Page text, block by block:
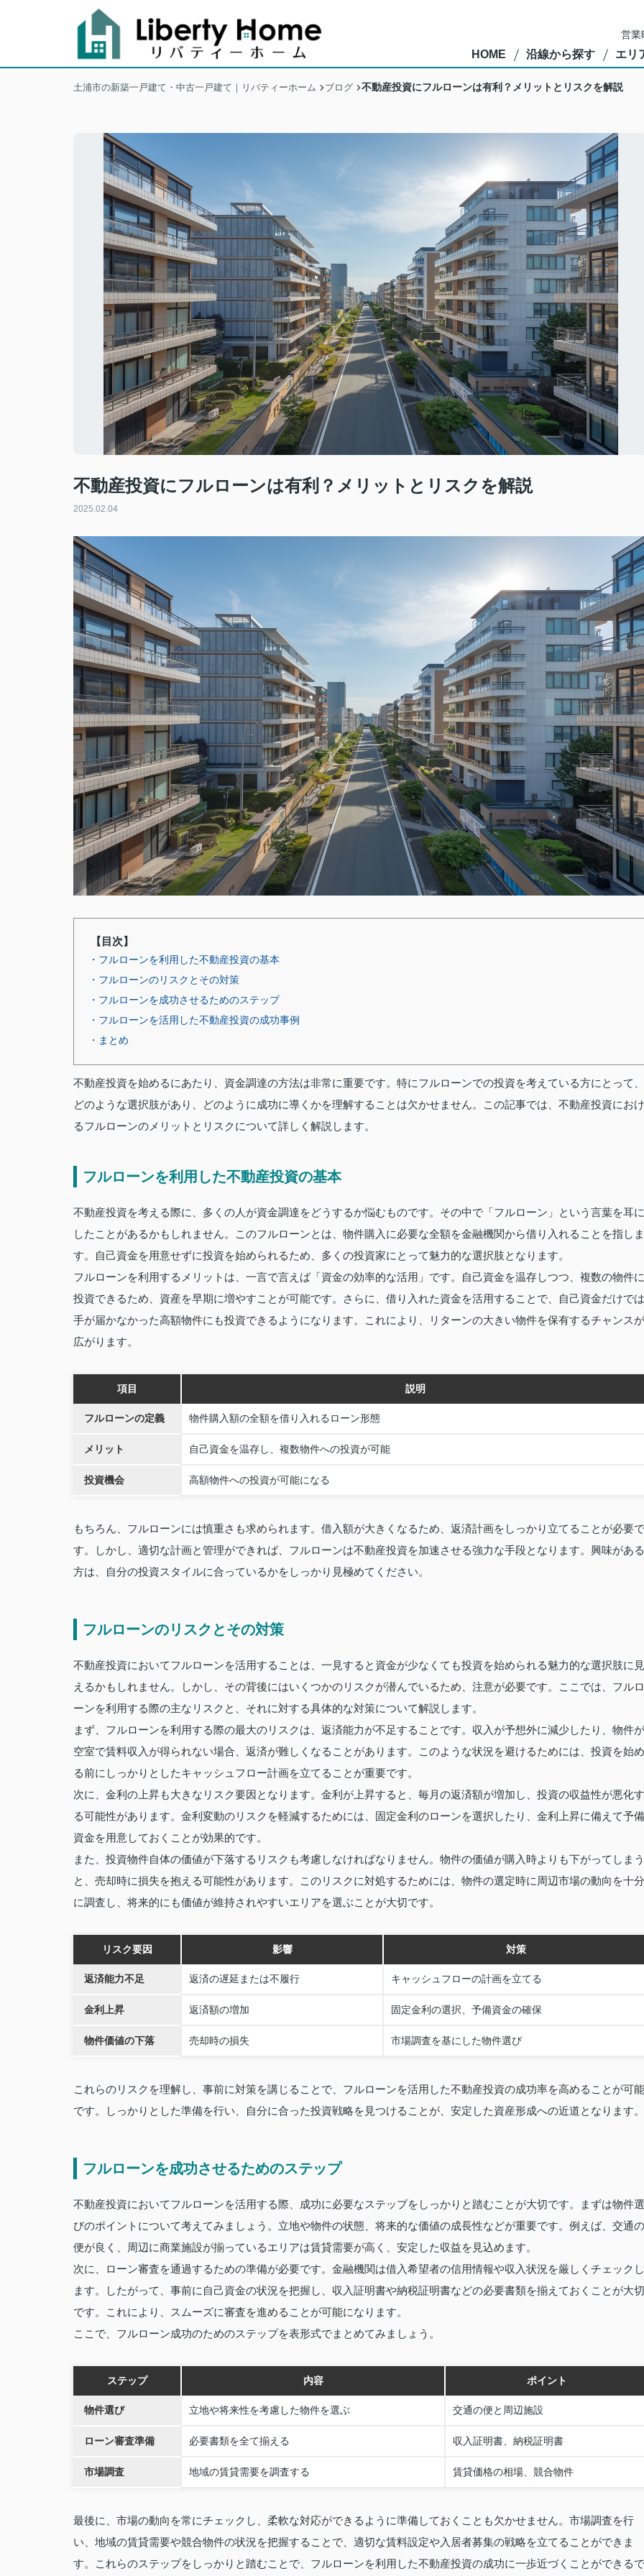
営
HOME 沿線から探す エリ
土浦市の新築一戸建て・中古一戸建て｜リバティーホーム ブログ 不動産投資にフルローンは有利？メリットとリスクを解説
不動産投資にフルローンは有利？メリットとリスクを解説
2025.02.04
【目次】
・フルローンを利用した不動産投資の基本
・フルローンのリスクとその対策
・フルローンを成功させるためのステップ
・フルローンを活用した不動産投資の成功事例
・まとめ
不動産投資を始めるにあたり、資金調達の方法は非常に重要です。特にフルローンでの投資を考えている方にとって、
どのような選択肢があり、どのように成功に導くかを理解することは欠かせません。この記事では、不動産投資におけ
るフルローンのメリットとリスクについて詳しく解説します。
フルローンを利用した不動産投資の基本
不動産投資を考える際に、多くの人が資金調達をどうするか悩むものです。その中で「フルローン」という言葉を耳に
したことがあるかもしれません。このフルローンとは、物件購入に必要な全額を金融機関から借り入れることを指しま
す。自己資金を用意せずに投資を始められるため、多くの投資家にとって魅力的な選択肢となります。
フルローンを利用するメリットは、一言で言えば「資金の効率的な活用」です。自己資金を温存しつつ、複数の物件に
投資できるため、資産を早期に増やすことが可能です。さらに、借り入れた資金を活用することで、自己資金だけでは
手が届かなかった高額物件にも投資できるようになります。これにより、リターンの大きい物件を保有するチャンスが
広がります。
項目 説明
フルローンの定義 物件購入額の全額を借り入れるローン形態
メリット 自己資金を温存し、複数物件への投資が可能
投資機会 高額物件への投資が可能になる
もちろん、フルローンには慎重さも求められます。借入額が大きくなるため、返済計画をしっかり立てることが必要で
す。しかし、適切な計画と管理ができれば、フルローンは不動産投資を加速させる強力な手段となります。興味がある
方は、自分の投資スタイルに合っているかをしっかり見極めてください。
フルローンのリスクとその対策
不動産投資においてフルローンを活用することは、一見すると資金が少なくても投資を始められる魅力的な選択肢に見
えるかもしれません。しかし、その背後にはいくつかのリスクが潜んでいるため、注意が必要です。ここでは、フルロ
ーンを利用する際の主なリスクと、それに対する具体的な対策について解説します。
まず、フルローンを利用する際の最大のリスクは、返済能力が不足することです。収入が予想外に減少したり、物件が
空室で賃料収入が得られない場合、返済が難しくなることがあります。このような状況を避けるためには、投資を始め
る前にしっかりとしたキャッシュフロー計画を立てることが重要です。
次に、金利の上昇も大きなリスク要因となります。金利が上昇すると、毎月の返済額が増加し、投資の収益性が悪化す
る可能性があります。金利変動のリスクを軽減するためには、固定金利のローンを選択したり、金利上昇に備えて予備
資金を用意しておくことが効果的です。
また、投資物件自体の価値が下落するリスクも考慮しなければなりません。物件の価値が購入時よりも下がってしまう
と、売却時に損失を抱える可能性があります。このリスクに対処するためには、物件の選定時に周辺市場の動向を十分
に調査し、将来的にも価値が維持されやすいエリアを選ぶことが大切です。
リスク要因 影響 対策
返済能力不足 返済の遅延または不履行 キャッシュフローの計画を立てる
金利上昇 返済額の増加 固定金利の選択、予備資金の確保
物件価値の下落 売却時の損失 市場調査を基にした物件選び
これらのリスクを理解し、事前に対策を講じることで、フルローンを活用した不動産投資の成功率を高めることが可能
です。しっかりとした準備を行い、自分に合った投資戦略を見つけることが、安定した資産形成への近道となります。
フルローンを成功させるためのステップ
不動産投資においてフルローンを活用する際、成功に必要なステップをしっかりと踏むことが大切です。まずは物件選
びのポイントについて考えてみましょう。立地や物件の状態、将来的な価値の成長性などが重要です。例えば、交通の
便が良く、周辺に商業施設が揃っているエリアは賃貸需要が高く、安定した収益を見込めます。
次に、ローン審査を通過するための準備が必要です。金融機関は借入希望者の信用情報や収入状況を厳しくチェックし
ます。したがって、事前に自己資金の状況を把握し、収入証明書や納税証明書などの必要書類を揃えておくことが大切
です。これにより、スムーズに審査を進めることが可能になります。
ここで、フルローン成功のためのステップを表形式でまとめてみましょう。
ステップ 内容 ポイント
物件選び 立地や将来性を考慮した物件を選ぶ 交通の便と周辺施設
ローン審査準備 必要書類を全て揃える 収入証明書、納税証明書
市場調査 地域の賃貸需要を調査する 賃貸価格の相場、競合物件
最後に、市場の動向を常にチェックし、柔軟な対応ができるように準備しておくことも欠かせません。市場調査を行
い、地域の賃貸需要や競合物件の状況を把握することで、適切な賃料設定や入居者募集の戦略を立てることができま
す。これらのステップをしっかりと踏むことで、フルローンを利用した不動産投資の成功に一歩近づくことができるで